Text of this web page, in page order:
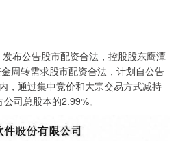
布公告股市配资合法，控股股东鹰潭
周转需求股市配资合法，计划自公告
，通过集中竞价和大宗交易方式减持
司总股本的2.99%。